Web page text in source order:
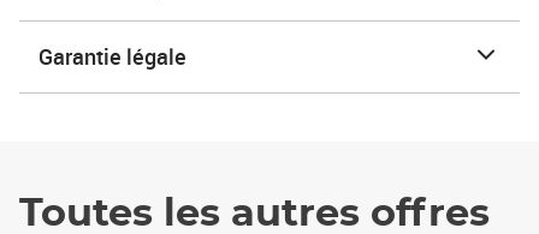
Garantie légale
Toutes les autres offres